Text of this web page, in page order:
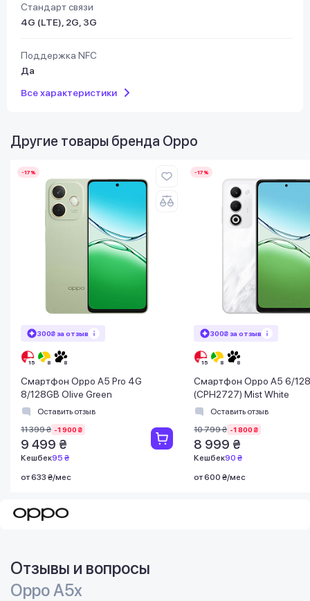
Стандарт связи
4G (LTE), 2G, 3G
Поддержка NFC
Да
Все характеристики
Другие товары бренда Oppo
-17%
300₴ за отзыв
Смартфон Oppo A5 Pro 4G
8/128GB Olive Green
Оставить отзыв
11 399 ₴ -1 900 ₴
9 499 ₴
Кешбек95 ₴
от 633 ₴/мес
-17%
300₴ за отзыв
Смартфон Oppo A5 6/
(CPH2727) Mist White
Оставить отзыв
10 799 ₴ -1 800 ₴
8 999 ₴
Кешбек90 ₴
от 600 ₴/мес
Отзывы и вопросы
Oppo A5x